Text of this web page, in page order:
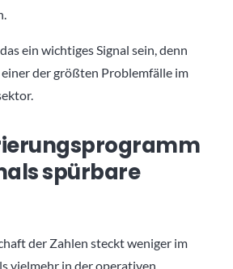
ein wichtiges Signal sein, denn
der größten Problemfälle im
spürbare
der Zahlen steckt weniger im
vielmehr in der operativen